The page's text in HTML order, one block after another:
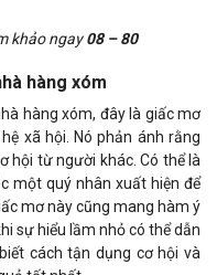
khảo ngay08 – 80
hàng xóm
hàng xóm, đây là giấc mơ
xã hội. Nó phản ánh rằng
hội từ người khác. Có thể là
một quý nhân xuất hiện để
mơ này cũng mang hàm ý
sự hiểu lầm nhỏ có thể dẫn
cách tận dụng cơ hội và